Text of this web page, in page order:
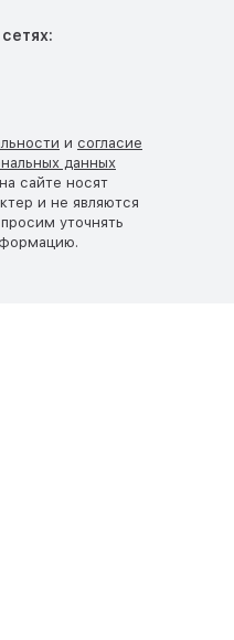
сайте носят
и не являются
уточнять
и согласие
данных